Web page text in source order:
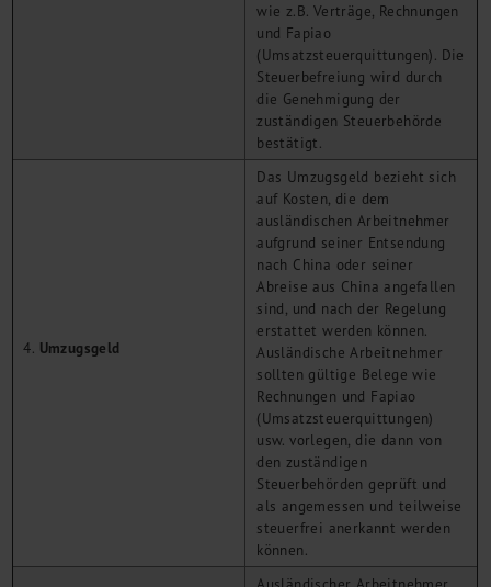
wie z.B. Verträge, Rechnungen
und Fapiao
(Umsatzsteuerquittungen). Die
Steuerbefreiung wird durch
die Genehmigung der
zuständigen Steuerbehörde
bestätigt.
Umzugsgeld
Das Umzugsgeld bezieht sich
auf Kosten, die dem
ausländischen Arbeitnehmer
aufgrund seiner Entsendung
nach China oder seiner
Abreise aus China angefallen
sind, und nach der Regelung
erstattet werden können.
Ausländische Arbeitnehmer
sollten gültige Belege wie
Rechnungen und Fapiao
(Umsatzsteuerquittungen)
usw. vorlegen, die dann von
den zuständigen
Steuerbehörden geprüft und
als angemessen und teilweise
steuerfrei anerkannt werden
können.
Ausländischer Arbeitnehmer